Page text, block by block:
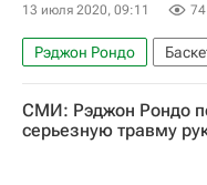
13 июля 2020, 09:11 74
Рэджон Рондо
Лос-Анджелес Лейкерс
СМИ: Рэджон Рондо
серьезную травму